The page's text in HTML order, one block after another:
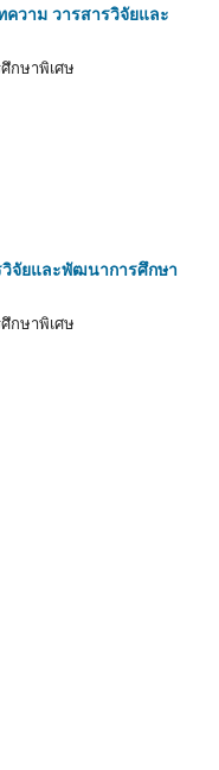
วาม วารสารวิจัยและ
กษาพิเศษ
จัยและพัฒนาการศึกษา
กษาพิเศษ